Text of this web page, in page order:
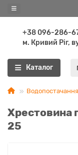
+38 096-286-
м. Кривий Ріг,
Каталог
Водопостачання
Хрестовина
25